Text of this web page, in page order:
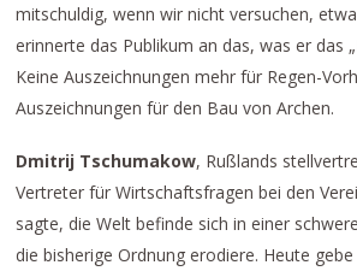
mitschuldig, wenn wir nicht versuchen,
erinnerte das Publikum an das, was er das
Keine Auszeichnungen mehr für Regen-
Auszeichnungen für den Bau von Archen.
Dmitrij Tschumakow, Rußlands
Vertreter für Wirtschaftsfragen bei den
sagte, die Welt befinde sich in einer
die bisherige Ordnung erodiere. Heute gebe